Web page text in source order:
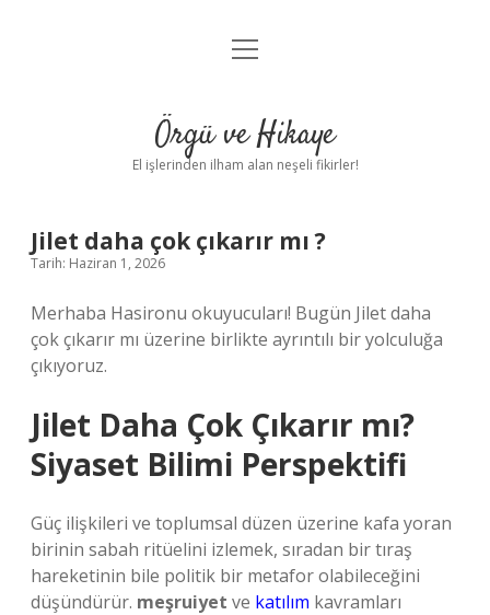
Anasayfa
Yasal Uyarı
menüyü
Örgü ve Hikaye
El işlerinden ilham alan neşeli fikirler!
Jilet daha çok çıkarır mı ?
Tarih: Haziran 1, 2026
Merhaba Hasironu okuyucuları! Bugün Jilet daha
çok çıkarır mı üzerine birlikte ayrıntılı bir yolculuğa
çıkıyoruz.
Jilet Daha Çok Çıkarır mı?
Siyaset Bilimi Perspektifi
Güç ilişkileri ve toplumsal düzen üzerine kafa yoran
birinin sabah ritüelini izlemek, sıradan bir tıraş
hareketinin bile politik bir metafor olabileceğini
düşündürür. meşruiyet ve katılım kavramları